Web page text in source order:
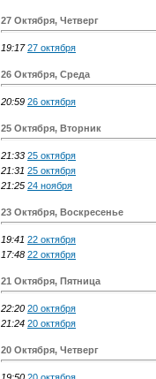
27 Октября, Четверг
19:17 27 октября
26 Октября, Среда
20:59 26 октября
25 Октября, Вторник
21:33 25 октября
21:31 25 октября
21:25 24 ноября
23 Октября, Воскресенье
19:41 22 октября
17:48 22 октября
21 Октября, Пятница
22:20 20 октября
21:24 20 октября
20 Октября, Четверг